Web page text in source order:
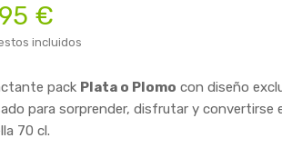
€
incluidos
pack Plata o Plomo con diseño
para sorprender, disfrutar y convertirse
70 cl.